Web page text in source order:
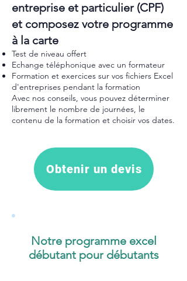
entreprise et particulier (CPF)
et composez votre programme
à la carte
Test de niveau offert
Echange téléphonique avec un formateur
Formation et exercices sur vos fichiers Excel
d'entreprises pendant la formation
Avec nos conseils, vous pouvez déterminer
librement le nombre de journées, le
contenu de la formation et choisir vos dates.
Obtenir un devis
Notre programme excel
débutant pour débutants